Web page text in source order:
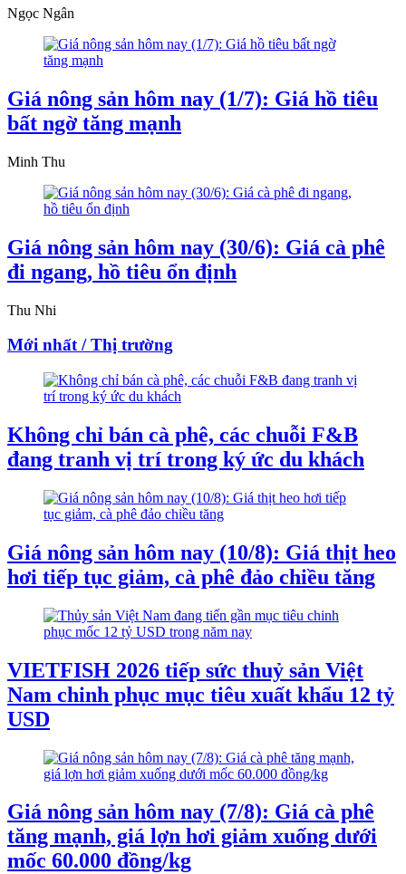
Ngọc Ngân
Giá nông sản hôm nay (1/7): Giá hồ tiêu
bất ngờ tăng mạnh
Minh Thu
Giá nông sản hôm nay (30/6): Giá cà phê
đi ngang, hồ tiêu ổn định
Thu Nhi
Mới nhất / Thị trường
Không chỉ bán cà phê, các chuỗi F&B
đang tranh vị trí trong ký ức du khách
Giá nông sản hôm nay (10/8): Giá thịt heo
hơi tiếp tục giảm, cà phê đảo chiều tăng
VIETFISH 2026 tiếp sức thuỷ sản Việt
Nam chinh phục mục tiêu xuất khẩu 12 tỷ
USD
Giá nông sản hôm nay (7/8): Giá cà phê
tăng mạnh, giá lợn hơi giảm xuống dưới
mốc 60.000 đồng/kg